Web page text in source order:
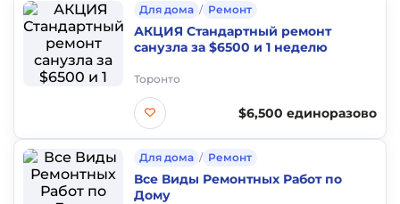
Для дома / Ремонт
АКЦИЯ Стандартный ремонт
санузла за $6500 и 1 неделю
Торонто
$6,500 единоразово
Для дома / Ремонт
Все Виды Ремонтных Работ по
Дому